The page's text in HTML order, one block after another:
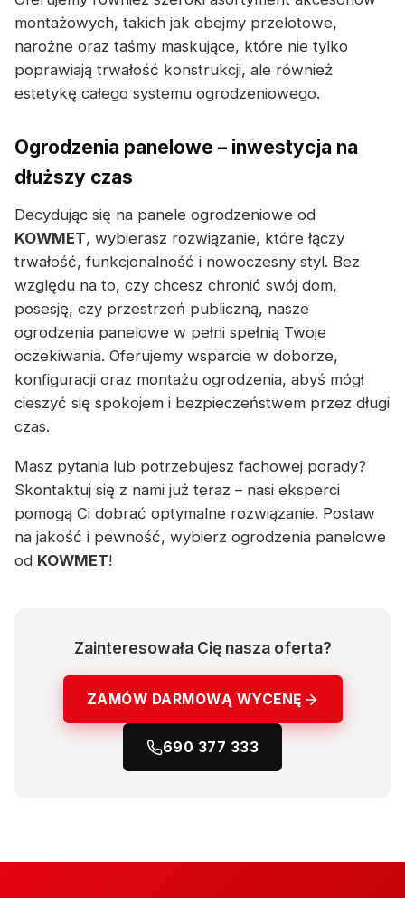
montażowych, takich jak obejmy przelotowe,
narożne oraz taśmy maskujące, które nie tylko
poprawiają trwałość konstrukcji, ale również
estetykę całego systemu ogrodzeniowego.
Ogrodzenia panelowe – inwestycja na
dłuższy czas
Decydując się na panele ogrodzeniowe od
KOWMET, wybierasz rozwiązanie, które łączy
trwałość, funkcjonalność i nowoczesny styl. Bez
względu na to, czy chcesz chronić swój dom,
posesję, czy przestrzeń publiczną, nasze
ogrodzenia panelowe w pełni spełnią Twoje
oczekiwania. Oferujemy wsparcie w doborze,
konfiguracji oraz montażu ogrodzenia, abyś mógł
cieszyć się spokojem i bezpieczeństwem przez długi
czas.
Masz pytania lub potrzebujesz fachowej porady?
Skontaktuj się z nami już teraz – nasi eksperci
pomogą Ci dobrać optymalne rozwiązanie. Postaw
na jakość i pewność, wybierz ogrodzenia panelowe
od KOWMET!
Zainteresowała Cię nasza oferta?
ZAMÓW DARMOWĄ WYCENĘ
690 377 333